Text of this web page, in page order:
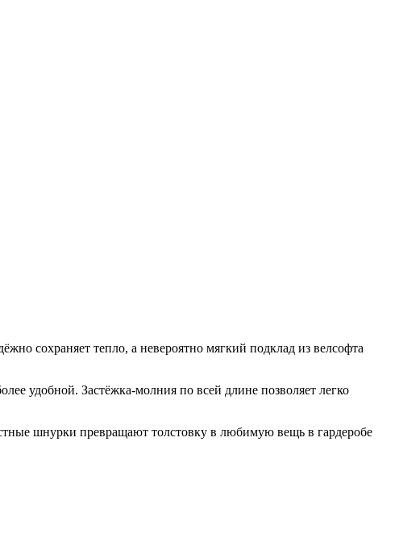
сохраняет тепло, а невероятно мягкий подклад из велсофта
удобной. Застёжка-молния по всей длине позволяет легко
шнурки превращают толстовку в любимую вещь в гардеробе